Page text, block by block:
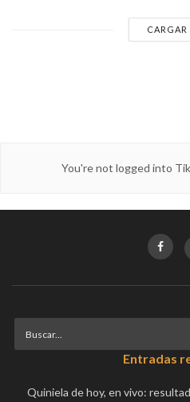
CARGAR
You're not logged into
Entradas
Quiniela de hoy, en vivo: